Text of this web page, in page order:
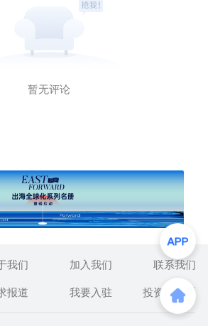
暂无评论
我们 加入我们
联系我们
报道 我要入驻 投资者关系